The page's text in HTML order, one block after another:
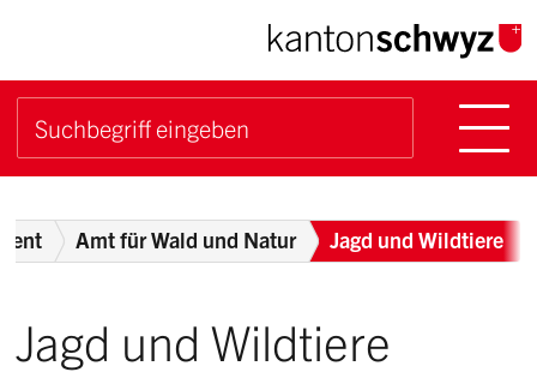
Navigieren im Kanton
Schnellnavigation
Suchbegriff
Breadcrumb
Amt für Wald und Natur Jagd und Wildtiere
Jagd und Wildtiere